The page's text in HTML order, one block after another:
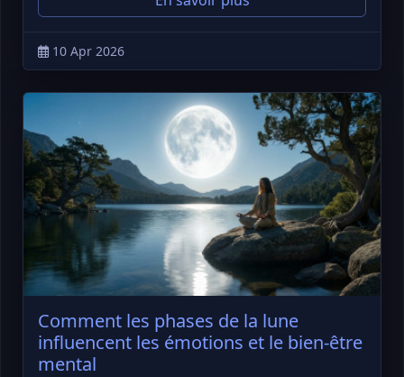
10 Apr 2026
Comment les phases de la lune
influencent les émotions et le bien-être
mental